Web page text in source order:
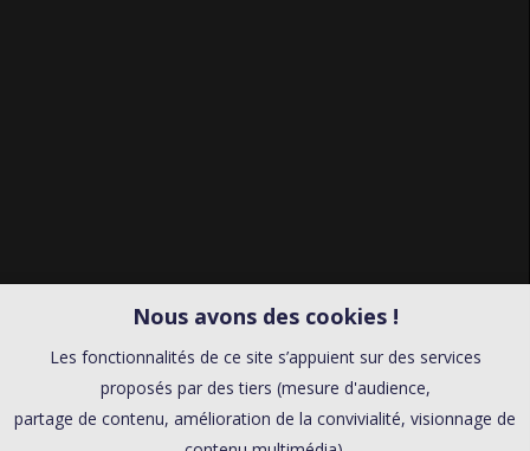
Nous avons des cookies !
Les fonctionnalités de ce site s’appuient sur des services
proposés par des tiers (mesure d'audience,
partage de contenu, amélioration de la convivialité, visionnage de